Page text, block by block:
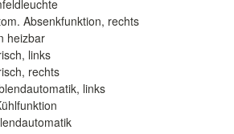
Absenkfunktion, rechts
heizbar
links
rechts
links